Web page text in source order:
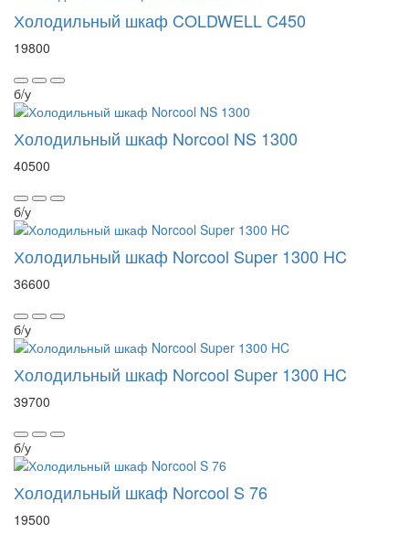
Холодильный шкаф COLDWELL C450
19800
б/у
Холодильный шкаф Norcool NS 1300
40500
б/у
Холодильный шкаф Norcool Super 1300 HC
36600
б/у
Холодильный шкаф Norcool Super 1300 HC
39700
б/у
Холодильный шкаф Norcool S 76
19500